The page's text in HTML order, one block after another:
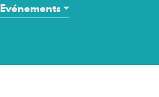
Evénements